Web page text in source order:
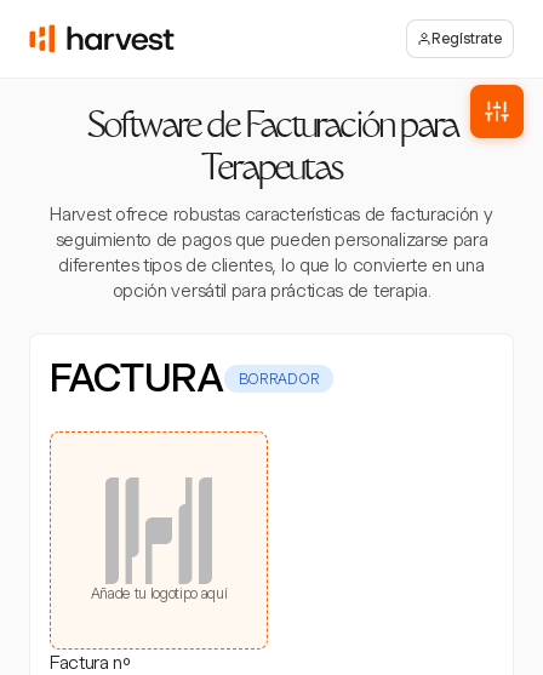
Regístrate
Software de Facturación para
Terapeutas
Harvest ofrece robustas características de facturación y
seguimiento de pagos que pueden personalizarse para
diferentes tipos de clientes, lo que lo convierte en una
opción versátil para prácticas de terapia.
FACTURA BORRADOR
Añade tu logotipo aquí
Factura nº